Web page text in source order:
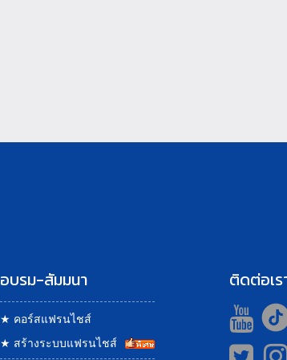
อบรม-สัมมนา
★ คอร์สแฟรนไชส์
★ สร้างระบบแฟรนไชส์
ติดต่อเร